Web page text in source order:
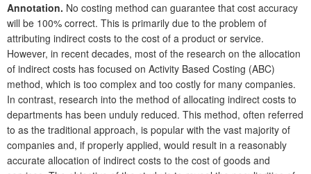
Annotation. No costing method can guarantee that cost accuracy
will be 100% correct. This is primarily due to the problem of
attributing indirect costs to the cost of a product or service.
However, in recent decades, most of the research on the allocation
of indirect costs has focused on Activity Based Costing (ABC)
method, which is too complex and too costly for many companies.
In contrast, research into the method of allocating indirect costs to
departments has been unduly reduced. This method, often referred
to as the traditional approach, is popular with the vast majority of
companies and, if properly applied, would result in a reasonably
accurate allocation of indirect costs to the cost of goods and